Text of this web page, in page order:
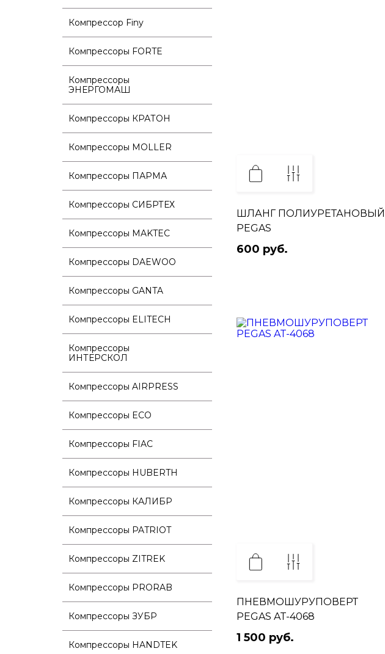
Компрессор Finy
Компрессоры FORTE
Компрессоры
ЭНЕРГОМАШ
Компрессоры КРАТОН
Компрессоры MOLLER
Компрессоры ПАРМА
Компрессоры СИБРТЕХ
Компрессоры MAKTEC
Компрессоры DAEWOO
Компрессоры GANTA
Компрессоры ELITECH
Компрессоры
ИНТЕРСКОЛ
Компрессоры AIRPRESS
Компрессоры ECO
Компрессоры FIAC
Компрессоры HUBERTH
Компрессоры КАЛИБР
Компрессоры PATRIOT
Компрессоры ZITREK
Компрессоры PRORAB
Компрессоры ЗУБР
Компрессоры HANDTEK
ШЛАНГ ПОЛИУРЕТАНОВЫЙ
PEGAS
600 руб.
ПНЕВМОШУРУПОВЕРТ
PEGAS AT-4068
1 500 руб.